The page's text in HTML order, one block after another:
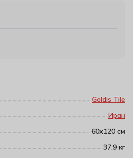
Goldis Tile
Иран
60х120 см
37.9 кг